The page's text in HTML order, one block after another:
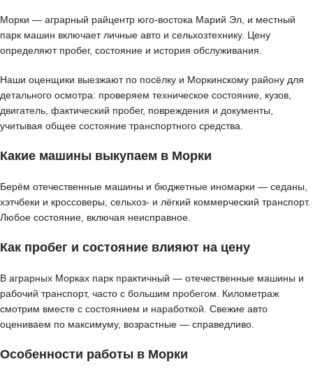
Морки — аграрный райцентр юго-востока Марий Эл, и местный
парк машин включает личные авто и сельхозтехнику. Цену
определяют пробег, состояние и история обслуживания.
Наши оценщики выезжают по посёлку и Моркинскому району для
детального осмотра: проверяем техническое состояние, кузов,
двигатель, фактический пробег, повреждения и документы,
учитывая общее состояние транспортного средства.
Какие машины выкупаем в Морки
Берём отечественные машины и бюджетные иномарки — седаны,
хэтчбеки и кроссоверы, сельхоз- и лёгкий коммерческий транспорт.
Любое состояние, включая неисправное.
Как пробег и состояние влияют на цену
В аграрных Морках парк практичный — отечественные машины и
рабочий транспорт, часто с большим пробегом. Километраж
смотрим вместе с состоянием и наработкой. Свежие авто
оцениваем по максимуму, возрастные — справедливо.
Особенности работы в Морки